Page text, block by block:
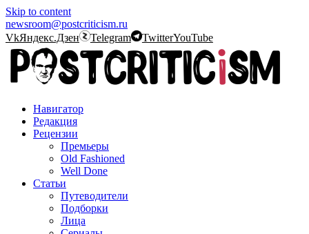
Skip to content
newsroom@postcriticism.ru
VkЯндекс.Дзен Telegram TwitterYouTube
Навигатор
Редакция
Рецензии
Премьеры
Old Fashioned
Well Done
Статьи
Путеводители
Подборки
Лица